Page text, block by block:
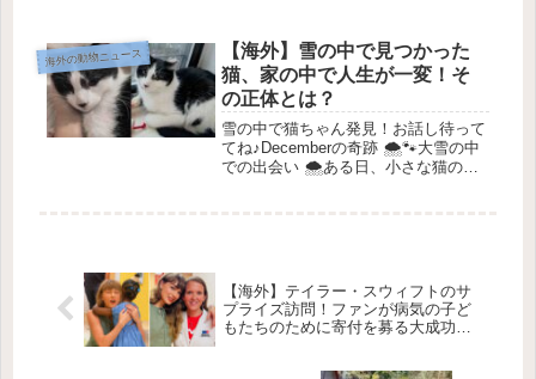
Center」に、甘えん坊の犬がやって
き...
海外の動物ニュース
【海外】雪の中で見つかった
猫、家の中で人生が一変！そ
の正体とは？
雪の中で猫ちゃん発見！お話し待って
てね♪Decemberの奇跡 🌨️🐾大雪の中
での出会い 🌨️ある日、小さな猫のコ
【海外】テイラー・スウィフトのサ
プライズ訪問！ファンが病気の子ど
もたちのために寄付を募る大成功の